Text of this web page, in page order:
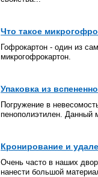
Что такое
Гофрокартон - один из
микрогофрокартон.
Упаковка из
Погружение в
пенополиэтилен. Данный
Кронирование и
Очень часто в наших
нанести большой